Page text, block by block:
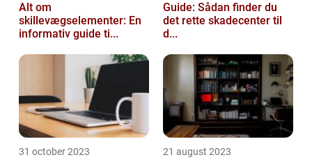
Alt om
skillevægselementer: En
informativ guide ti...
Guide: Sådan finder du
det rette skadecenter til
d...
31 october 2023 21 august 2023